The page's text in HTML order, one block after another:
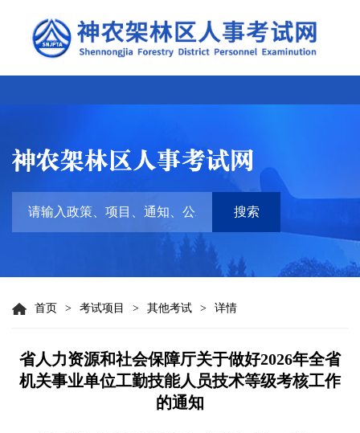
搜索
首页 > 考试项目 > 其他考试 > 详情
省人力资源和社会保障厅关于做好2026年全省
机关事业单位工勤技能人员技术等级考核工作
的通知